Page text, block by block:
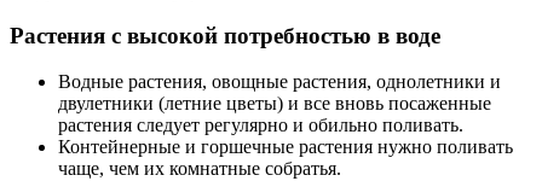
Растения с высокой потребностью в воде
Водные растения, овощные растения, однолетники и
двулетники (летние цветы) и все вновь посаженные
растения следует регулярно и обильно поливать.
Контейнерные и горшечные растения нужно поливать
чаще, чем их комнатные собратья.